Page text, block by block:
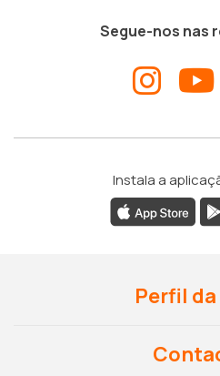
Segue-nos nas
Instala a
Perfil